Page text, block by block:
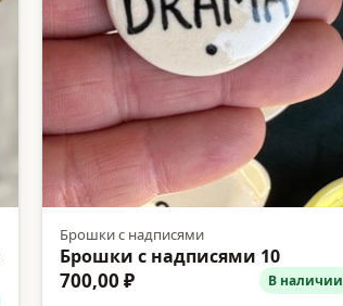
Брошки с надписями
Брошки с надписями 10
700,00 ₽ В наличии